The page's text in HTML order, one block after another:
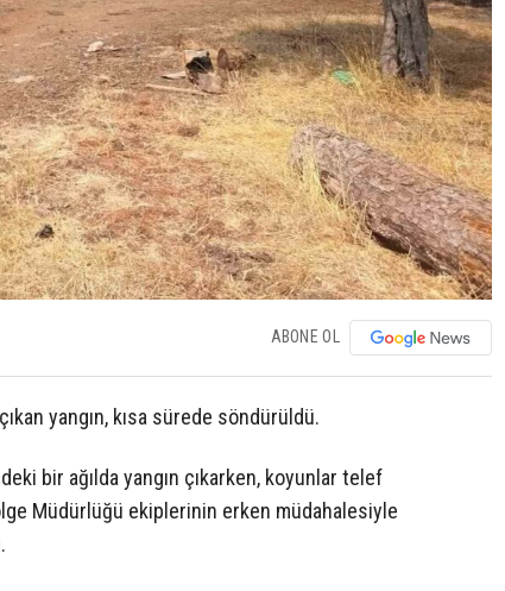
ABONE OL
yangın, kısa sürede söndürüldü.
bir ağılda yangın çıkarken, koyunlar telef
Müdürlüğü ekiplerinin erken müdahalesiyle